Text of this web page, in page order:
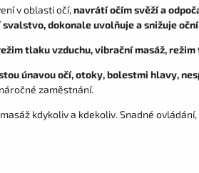
v oblasti očí,navrátí očím svěží a
dokonale uvolňuje a snižuje
tlaku vzduchu, vibrační masáž,
únavou očí, otoky, bolestmi hlavy,
zaměstnání.
kdykoliv a kdekoliv. Snadné